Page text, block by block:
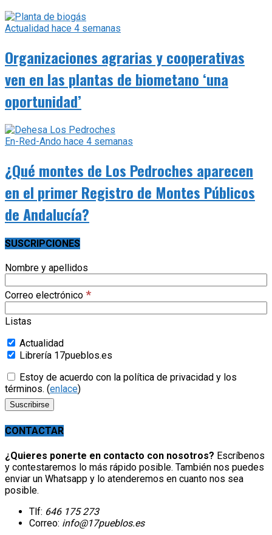
Actualidad hace 4 semanas
Organizaciones agrarias y cooperativas
ven en las plantas de biometano ‘una
oportunidad’
En-Red-Ando hace 4 semanas
¿Qué montes de Los Pedroches aparecen
en el primer Registro de Montes Públicos
de Andalucía?
SUSCRIPCIONES
Nombre y apellidos
Correo electrónico *
Listas
Actualidad
Librería 17pueblos.es
Estoy de acuerdo con la política de privacidad y los
términos. (enlace)
CONTACTAR
¿Quieres ponerte en contacto con nosotros? Escríbenos
y contestaremos lo más rápido posible. También nos puedes
enviar un Whatsapp y lo atenderemos en cuanto nos sea
posible.
Tlf: 646 175 273
Correo: info@17pueblos.es